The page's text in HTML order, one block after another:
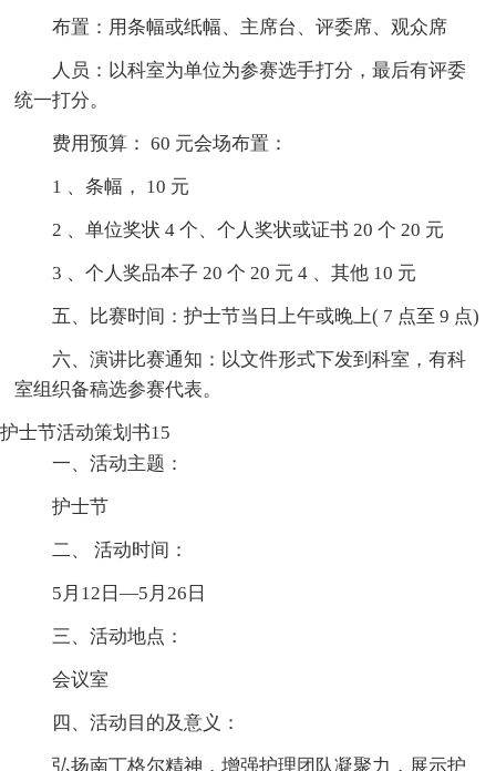
布置：用条幅或纸幅、主席台、评委席、观众席
人员：以科室为单位为参赛选手打分，最后有评委
统一打分。
费用预算： 60 元会场布置：
1 、条幅， 10 元
2 、单位奖状 4 个、个人奖状或证书 20 个 20 元
3 、个人奖品本子 20 个 20 元 4 、其他 10 元
五、比赛时间：护士节当日上午或晚上( 7 点至 9 点)
六、演讲比赛通知：以文件形式下发到科室，有科
室组织备稿选参赛代表。
护士节活动策划书15
一、活动主题：
护士节
二、 活动时间：
5月12日—5月26日
三、活动地点：
会议室
四、活动目的及意义：
弘扬南丁格尔精神，增强护理团队凝聚力，展示护